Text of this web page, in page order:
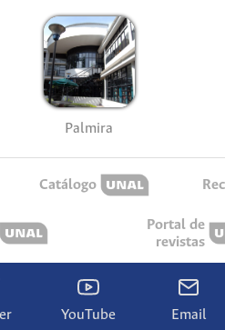
Palmira
Catálogo
Portal de
revistas
YouTube Email